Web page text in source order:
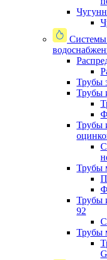
Системы
Трубы
Трубы
Трубы
Трубы
Трубы
92
Трубы